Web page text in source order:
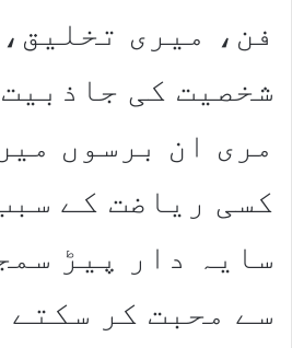
فن، میری
شخصیت کی
مری ان برسوں
کسی ریاضت کے
سایہ دار پیڑ
سے محبت کر سکتے